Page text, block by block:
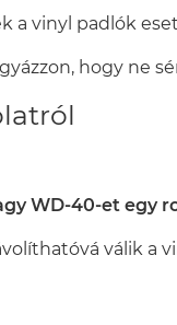
a vinyl padlók
hogy ne
WD-40-et egy
válik a